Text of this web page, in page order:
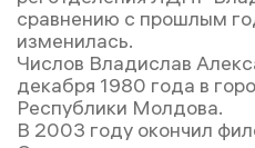
сравнению с прошлым
изменилась.
Числов Владислав
декабря 1980 года в
Республики Молдова.
В 2003 году окончил